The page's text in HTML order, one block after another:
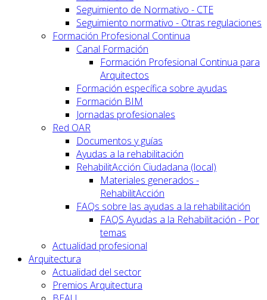
Seguimiento de Normativo - CTE
Seguimiento normativo - Otras regulaciones
Formación Profesional Continua
Canal Formación
Formación Profesional Continua para
Arquitectos
Formación específica sobre ayudas
Formación BIM
Jornadas profesionales
Red OAR
Documentos y guías
Ayudas a la rehabilitación
RehabilitAcción Ciudadana (local)
Materiales generados -
RehabilitAcción
FAQs sobre las ayudas a la rehabilitación
FAQS Ayudas a la Rehabilitación - Por
temas
Actualidad profesional
Arquitectura
Actualidad del sector
Premios Arquitectura